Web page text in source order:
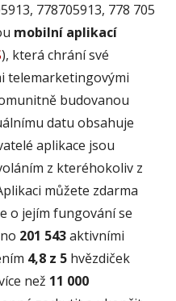
778705913, 778 705
mobilní aplikací
), která chrání své
telemarketingovými
budovanou
datu obsahuje
aplikace jsou
z kteréhokoliv z
můžete zdarma
o jejím fungování se
201 543aktivními
4,8 z 5 hvězdiček
než 11 000